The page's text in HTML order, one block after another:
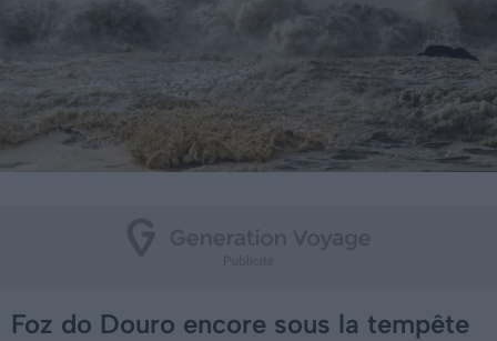
Foz do Douro encore sous la tempête